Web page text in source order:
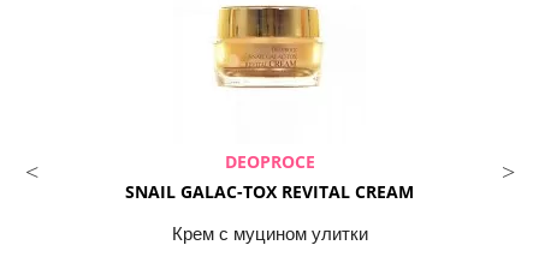
DEOPROCE
SNAIL GALAC-TOX REVITAL CREAM
Крем с муцином улитки